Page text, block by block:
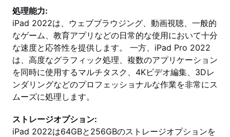
処理能力:
iPad 2022は、ウェブブラウジング、動画視聴、一般的
なゲーム、教育アプリなどの日常的な使用において十分
な速度と応答性を提供します。 一方、iPad Pro 2022
は、高度なグラフィック処理、複数のアプリケーション
を同時に使用するマルチタスク、4Kビデオ編集、3Dレ
ンダリングなどのプロフェッショナルな作業を非常にス
ムーズに処理します。
ストレージオプション:
iPad 2022は64GBと256GBのストレージオプションを